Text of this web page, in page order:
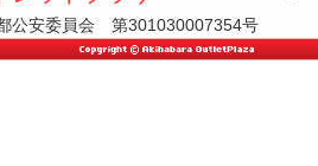
公安委員会 第301030007354号